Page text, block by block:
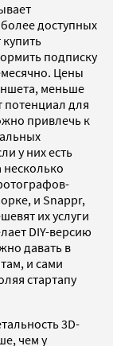
доступных
подписку
Цены
меньше
потенциал для
привлечь к
у них есть
несколько
и Snappr,
их услуги
DIY-версию
давать в
и сами
стартапу
3D-
чем у